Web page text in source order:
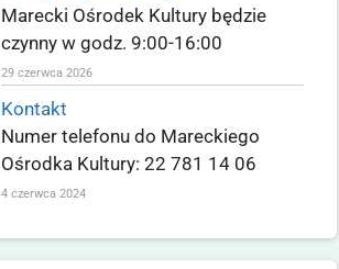
Marecki Ośrodek Kultury będzie
czynny w godz. 9:00-16:00
29 czerwca 2026
Kontakt
Numer telefonu do Mareckiego
Ośrodka Kultury: 22 781 14 06
4 czerwca 2024